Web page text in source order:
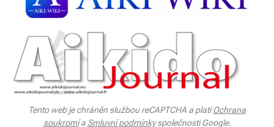
Tento web je chráněn službou reCAPTCHA a platíOchrana
soukromía Smluvní podmínkyspolečnosti Google.